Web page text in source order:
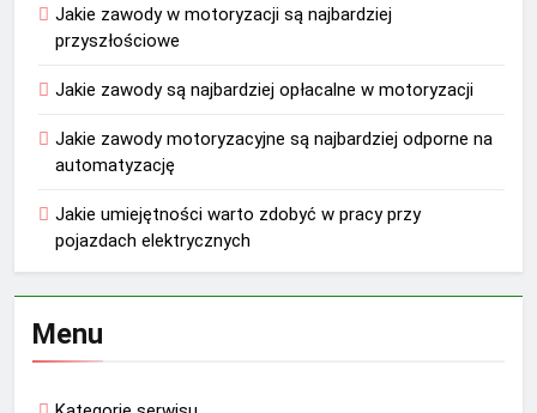
Jakie zawody w motoryzacji są najbardziej
przyszłościowe
Jakie zawody są najbardziej opłacalne w motoryzacji
Jakie zawody motoryzacyjne są najbardziej odporne na
automatyzację
Jakie umiejętności warto zdobyć w pracy przy
pojazdach elektrycznych
Menu